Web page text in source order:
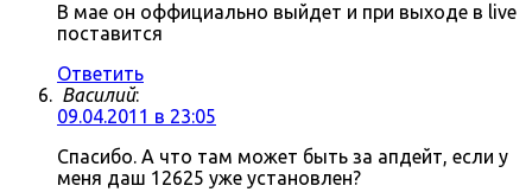
В мае он оффициально выйдет и при выходе в live
поставится
Ответить
Василий:
09.04.2011 в 23:05
Спасибо. А что там может быть за апдейт, если у
меня даш 12625 уже установлен?